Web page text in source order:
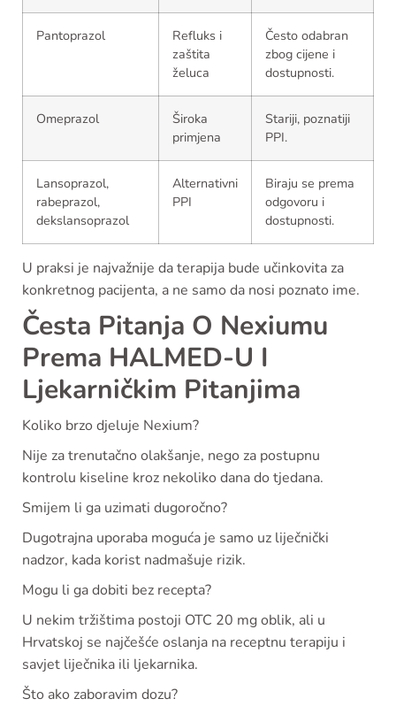
Pantoprazol
Refluks i
zaštita
želuca
Često odabran
zbog cijene i
dostupnosti.
Omeprazol
Široka
primjena
Stariji, poznatiji
PPI.
Lansoprazol,
rabeprazol,
dekslansoprazol
Alternativni
PPI
Biraju se prema
odgovoru i
dostupnosti.
U praksi je najvažnije da terapija bude učinkovita za
konkretnog pacijenta, a ne samo da nosi poznato ime.
Česta Pitanja O Nexiumu
Prema HALMED-U I
Ljekarničkim Pitanjima
Koliko brzo djeluje Nexium?
Nije za trenutačno olakšanje, nego za postupnu
kontrolu kiseline kroz nekoliko dana do tjedana.
Smijem li ga uzimati dugoročno?
Dugotrajna uporaba moguća je samo uz liječnički
nadzor, kada korist nadmašuje rizik.
Mogu li ga dobiti bez recepta?
U nekim tržištima postoji OTC 20 mg oblik, ali u
Hrvatskoj se najčešće oslanja na receptnu terapiju i
savjet liječnika ili ljekarnika.
Što ako zaboravim dozu?